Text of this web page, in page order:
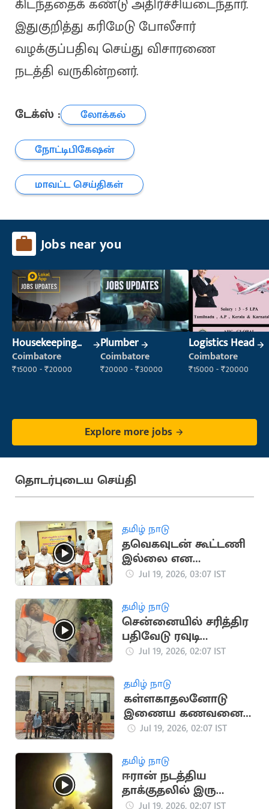
கிடந்ததைக் கண்டு அதிர்ச்சியடைந்தார்.
இதுகுறித்து கரிமேடு போலீசார்
வழக்குப்பதிவு செய்து விசாரணை
நடத்தி வருகின்றனர்.
டேக்ஸ் :
லோக்கல்
நோட்டிபிகேஷன்
மாவட்ட செய்திகள்
Jobs near you
Housekeeping
Staff
(Housekeeping)
Coimbatore
₹15000 - ₹20000
Plumber
Coimbatore
₹20000 - ₹30000
Logistics Head
Coimbatore
₹15000 - ₹20000
Explore more jobs
தொடர்புடைய செய்தி
தமிழ் நாடு
தவெகவுடன் கூட்டணி
இல்லை என
அறிவித்த CPM
Jul 19, 2026, 03:07 IST
தமிழ் நாடு
சென்னையில் சரித்திர
பதிவேடு ரவுடி
துப்பாக்கியால்
Jul 19, 2026, 02:07 IST
தமிழ் நாடு
கள்ளகாதலனோடு
இணைய கணவனை
பாம்பை வைத்து
Jul 19, 2026, 02:07 IST
தமிழ் நாடு
ஈரான் நடத்திய
தாக்குதலில் இரு
Jul 19, 2026, 02:07 IST